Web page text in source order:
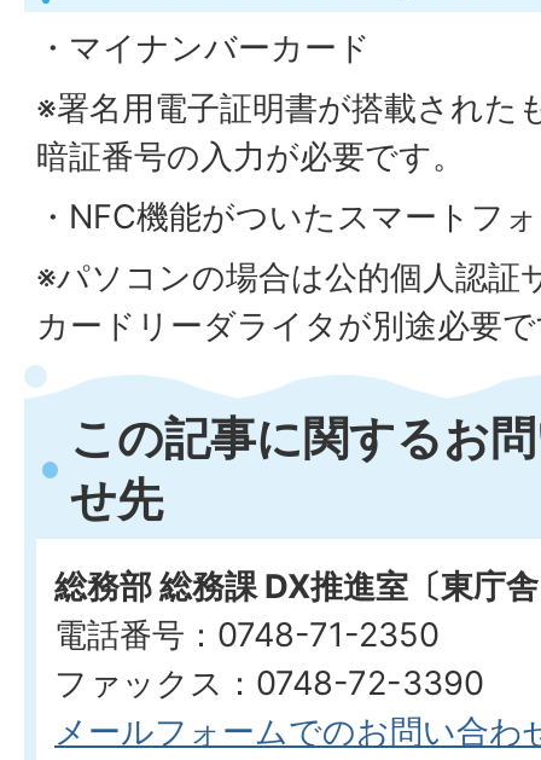
・マイナンバーカード
※署名用電子証明書が搭載された
暗証番号の入力が必要です。
・NFC機能がついたスマートフ
※パソコンの場合は公的個人認証
カードリーダライタが別途必要
この記事に関するお
せ先
総務部 総務課 DX推進室〔東庁
電話番号：0748-71-2350
ファックス：0748-72-3390
メールフォームでのお問い合わ